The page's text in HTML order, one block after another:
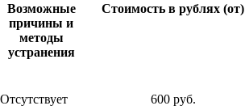
Возможные
причины и
методы
устранения
Стоимость в рублях (от)
600 руб.